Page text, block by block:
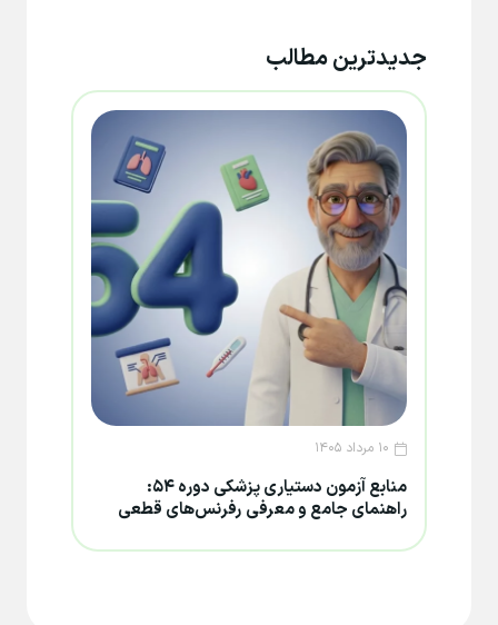
جدیدترین مطالب
۱۰ مرداد ۱۴۰۵
منابع آزمون دستیاری پزشکی دوره ۵۴:
راهنمای جامع و معرفی رفرنس‌های قطعی